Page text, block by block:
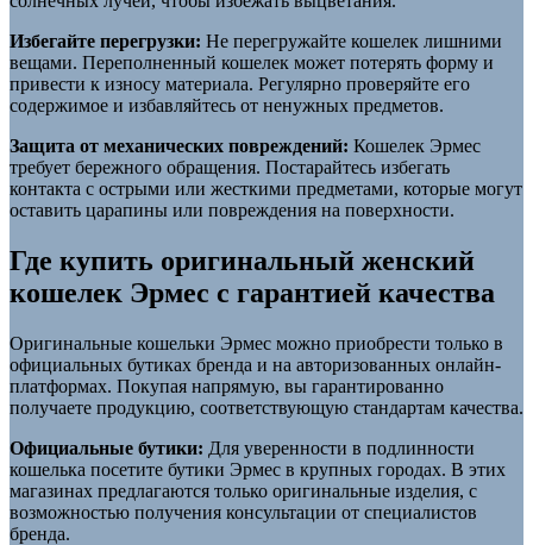
Избегайте перегрузки: Не перегружайте кошелек лишними
вещами. Переполненный кошелек может потерять форму и
привести к износу материала. Регулярно проверяйте его
содержимое и избавляйтесь от ненужных предметов.
Защита от механических повреждений: Кошелек Эрмес
требует бережного обращения. Постарайтесь избегать
контакта с острыми или жесткими предметами, которые могут
оставить царапины или повреждения на поверхности.
Где купить оригинальный женский
кошелек Эрмес с гарантией качества
Оригинальные кошельки Эрмес можно приобрести только в
официальных бутиках бренда и на авторизованных онлайн-
платформах. Покупая напрямую, вы гарантированно
получаете продукцию, соответствующую стандартам качества.
Официальные бутики: Для уверенности в подлинности
кошелька посетите бутики Эрмес в крупных городах. В этих
магазинах предлагаются только оригинальные изделия, с
возможностью получения консультации от специалистов
бренда.